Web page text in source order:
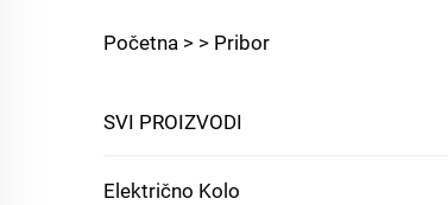
Početna > > Pribor
SVI PROIZVODI
Električno Kolo